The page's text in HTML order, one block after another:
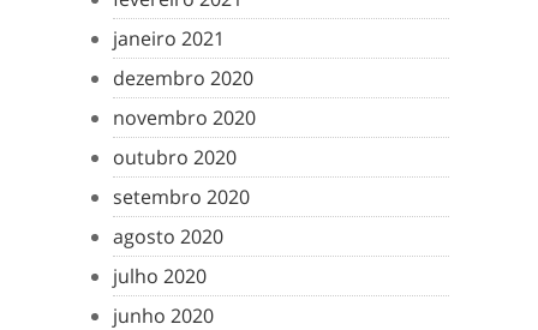
janeiro 2021
dezembro 2020
novembro 2020
outubro 2020
setembro 2020
agosto 2020
julho 2020
junho 2020